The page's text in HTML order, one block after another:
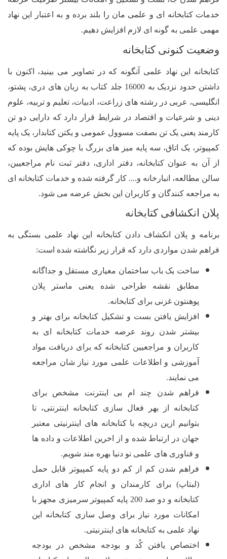
ای و علمی مان را بلند برده و به اعتبار این نهاد
گونه ای لازم افزایش دهیم.
کتابخانه
نهاد علمی آنگونه که در تصاویر می بینید، اکنون با
داشتن حدود نزدیک به 16000 جلد کتاب به زبان های دری، پشتو،
در رشته های زراعت، ادبیات، تعلیم و تربیه، علوم
و اقتصاد در شرایط قرار دارد که دارایی دو تن
یک تن بصفت مسوول عمومی و یکتن کتابدار، یک پایه
اتاق، سه پایه میز های بزرگ با چوکی هایش بوده که
کتابخانه، دفتر اداری، دفتر ثبت نام مراجعیین،
انبارخانه و.... کار گرفته شده و خدمات کتابخانه ای
کنندگان و کاربران این بخش عرضه می شود.
کتابخانه
انکشاف دادن کتابخانه این نهاد علمی بستگی به
مواردی دارد که قرار زیر نگاشته شده است:
یک باب ساختمان معیاری مستقل و جداگانه
نقشه طراحی شده یعنی ماستر پلان
غزنی برای کتابخانه.
یافتن بست و تشکیل کتابخانه برای بهتر و
شدن روند عرضه خدمات کتابخانه ای به
و مراجعیین کتابخانه که برای دریافت مواد
و اطلاعات علمی مورد نیاز شان مراجعه
شدن چند ام بی اینترنت مشخص برای
از بهر فعال سازی کتابخانه اینترنتی، تا
ازین دریچه با کتابخانه های اینترنیتی معتبر
در ارتباط شده و از اخرین اطلاعات و داده ها
های علمی نو دنیا بهره مند شویم.
شدن کم از کم دو پایه کمپیوتر قابل حمل
برای کارمندان و انجام کار های اداری
کتابخانه و دو صد 200 پایه کمپیوتر سرمیزی مجهز با
مورد نیاز برای وصل سازی کتابخانه این
به کتابخانه های اینترنیتی.
یافتن کُد و بودجه مشخص در بودجه